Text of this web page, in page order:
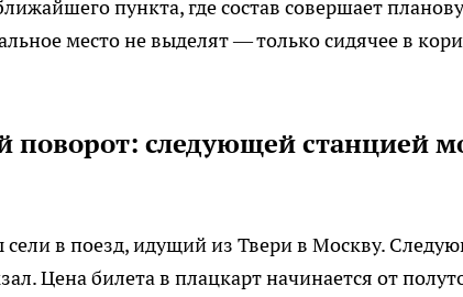
пункта, где состав совершает
место не выделят — только сидячее в
следующей станцией
сели в поезд, идущий из Твери в Москву.
Цена билета в плацкарт начинается от